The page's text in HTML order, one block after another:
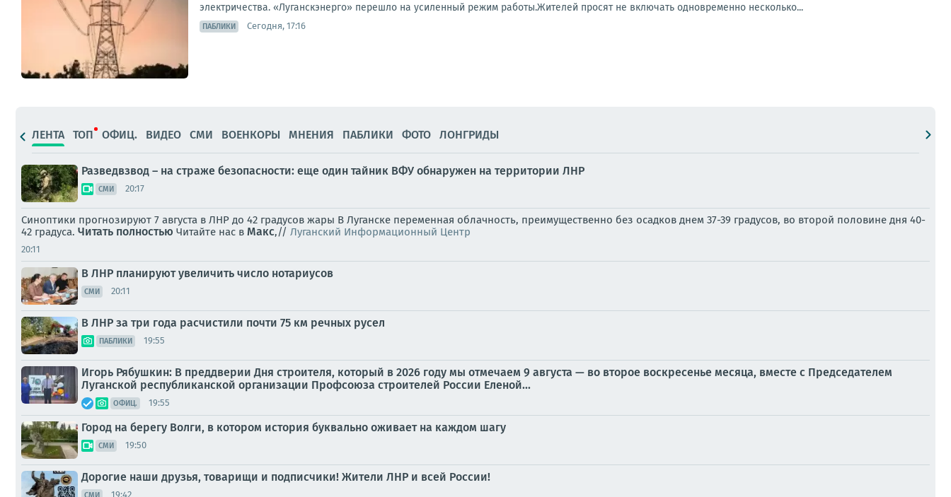
электричества. «Луганскэнерго» перешло на усиленный режим работы.Жителей просят не включать одновременно несколько...
ПАБЛИКИ Сегодня, 17:16
ЛЕНТА ТОП ОФИЦ. ВИДЕО СМИ ВОЕНКОРЫ МНЕНИЯ ПАБЛИКИ ФОТО ЛОНГРИДЫ
Разведвзвод – на страже безопасности: еще один тайник ВФУ обнаружен на территории ЛНР
СМИ 20:17
Синоптики прогнозируют 7 августа в ЛНР до 42 градусов жары В Луганске переменная облачность, преимущественно без осадков днем 37-39 градусов, во второй половине дня 40-
42 градуса. Читать полностью Читайте нас в Макс,// Луганский Информационный Центр
20:11
В ЛНР планируют увеличить число нотариусов
СМИ 20:11
В ЛНР за три года расчистили почти 75 км речных русел
ПАБЛИКИ 19:55
Игорь Рябушкин: В преддверии Дня строителя, который в 2026 году мы отмечаем 9 августа — во второе воскресенье месяца, вместе с Председателем
Луганской республиканской организации Профсоюза строителей России Еленой...
ОФИЦ. 19:55
Город на берегу Волги, в котором история буквально оживает на каждом шагу
СМИ 19:50
Дорогие наши друзья, товарищи и подписчики! Жители ЛНР и всей России!
СМИ 19:42